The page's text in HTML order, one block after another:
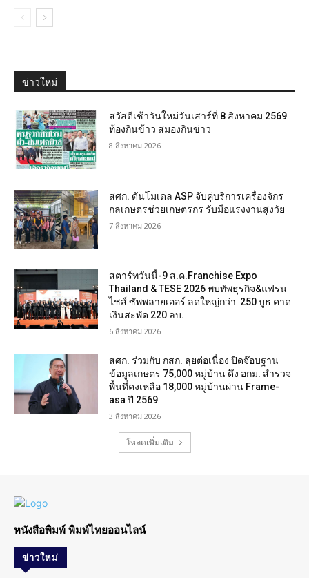
ข่าวใหม่
สวัสดีเช้าวันใหม่วันเสาร์ที่ 8 สิงหาคม 2569
ท้องกินข้าว สมองกินข่าว
8 สิงหาคม 2026
สศก. ดันโมเดล ASP จับคู่บริการเครื่องจักร
กลเกษตรช่วยเกษตรกร รับมือแรงงานสูงวัย
7 สิงหาคม 2026
สตาร์ทวันนี้-9 ส.ค.Franchise Expo
Thailand & TESE 2026 พบทัพธุรกิจ&แฟรน
ไชส์ ซัพพลายเออร์ ลดใหญ่กว่า 250 บูธ คาด
เงินสะพัด 220 ลบ.
6 สิงหาคม 2026
สศก. ร่วมกับ กสก. ลุยต่อเนื่อง ปิดจ๊อบฐาน
ข้อมูลเกษตร 75,000 หมู่บ้าน ดึง อกม. สำรวจ
พื้นที่คงเหลือ 18,000 หมู่บ้านผ่าน Frame-
asa ปี 2569
3 สิงหาคม 2026
โหลดเพิ่มเติม
หนังสือพิมพ์ พิมพ์ไทยออนไลน์
ข่าวใหม่